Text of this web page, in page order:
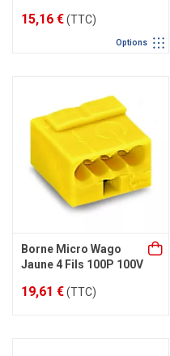
15,16 €(TTC)
Options
Borne Micro Wago
Jaune 4 Fils 100P 100V
19,61 €(TTC)